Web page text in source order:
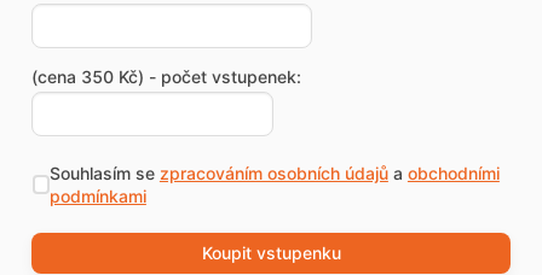
(cena 350 Kč) - počet vstupenek:
Souhlasím se zpracováním osobních údajůa obchodními
podmínkami
Koupit vstupenku